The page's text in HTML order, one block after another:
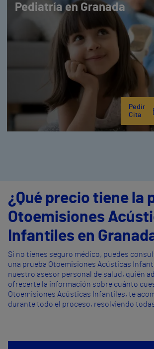
Pediatría en Granada
Pedir
Cita
¿Qué precio tiene la
Otoemisiones
Infantiles en
Si no tienes seguro médico, puedes
una prueba Otoemisiones Acústicas
nuestro asesor personal de salud, quién
ofrecerte la información sobre cuánto
Otoemisiones Acústicas Infantiles, te
durante todo el proceso, resolviendo